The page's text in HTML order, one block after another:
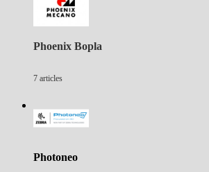
Phoenix Bopla
7 articles
Photoneo